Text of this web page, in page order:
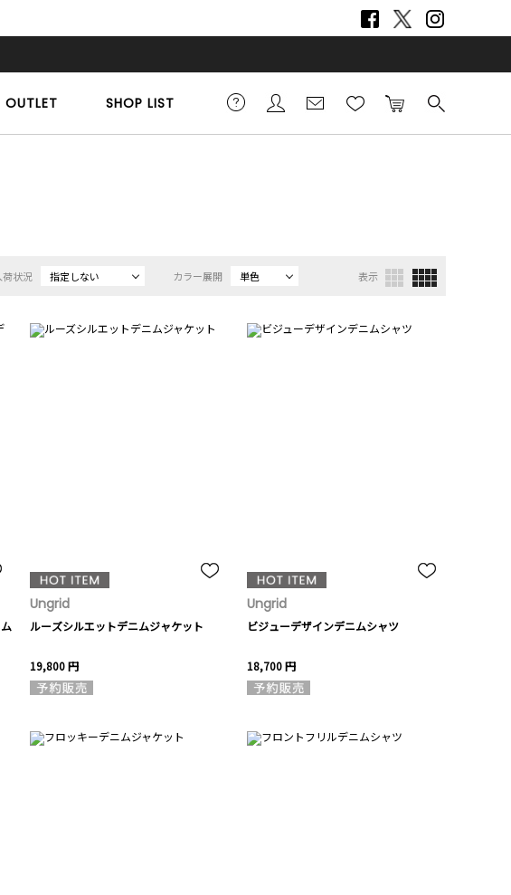
OUTLET SHOP LIST
荷状況 指定しない カラー展開 単色 表示
Ungrid
ルーズシルエットデニムジャケット
19,800 円
Ungrid
ビジューデザインデニムシャツ
18,700 円